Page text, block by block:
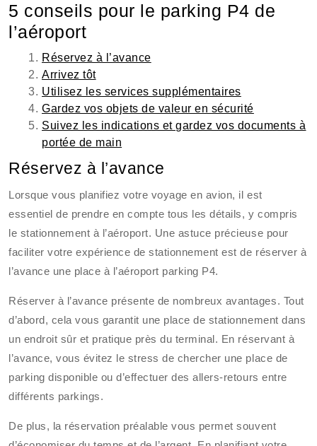
5 conseils pour le parking P4 de
l’aéroport
Réservez à l’avance
Arrivez tôt
Utilisez les services supplémentaires
Gardez vos objets de valeur en sécurité
Suivez les indications et gardez vos documents à
portée de main
Réservez à l’avance
Lorsque vous planifiez votre voyage en avion, il est
essentiel de prendre en compte tous les détails, y compris
le stationnement à l’aéroport. Une astuce précieuse pour
faciliter votre expérience de stationnement est de réserver à
l’avance une place à l’aéroport parking P4.
Réserver à l’avance présente de nombreux avantages. Tout
d’abord, cela vous garantit une place de stationnement dans
un endroit sûr et pratique près du terminal. En réservant à
l’avance, vous évitez le stress de chercher une place de
parking disponible ou d’effectuer des allers-retours entre
différents parkings.
De plus, la réservation préalable vous permet souvent